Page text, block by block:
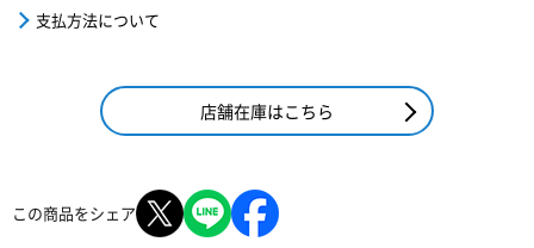
支払方法について
店舗在庫はこちら
この商品をシェア